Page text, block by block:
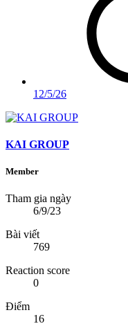
12/5/26
KAI GROUP
Member
Tham gia ngày
6/9/23
Bài viết
769
Reaction score
0
Điểm
16